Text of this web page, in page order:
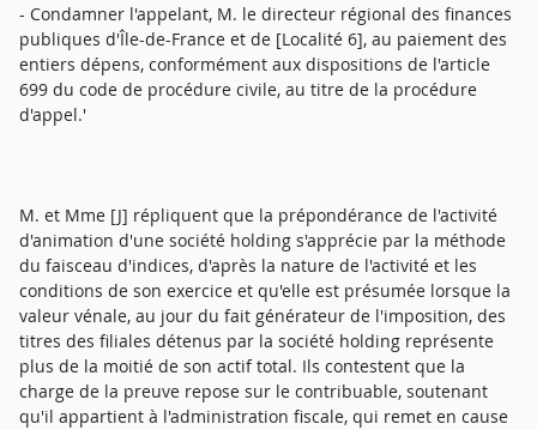
- Condamner l'appelant, M. le directeur régional des finances
publiques d'Île-de-France et de [Localité 6], au paiement des
entiers dépens, conformément aux dispositions de l'article
699 du code de procédure civile, au titre de la procédure
d'appel.'
M. et Mme [J] répliquent que la prépondérance de l'activité
d'animation d'une société holding s'apprécie par la méthode
du faisceau d'indices, d'après la nature de l'activité et les
conditions de son exercice et qu'elle est présumée lorsque la
valeur vénale, au jour du fait générateur de l'imposition, des
titres des filiales détenus par la société holding représente
plus de la moitié de son actif total. Ils contestent que la
charge de la preuve repose sur le contribuable, soutenant
qu'il appartient à l'administration fiscale, qui remet en cause